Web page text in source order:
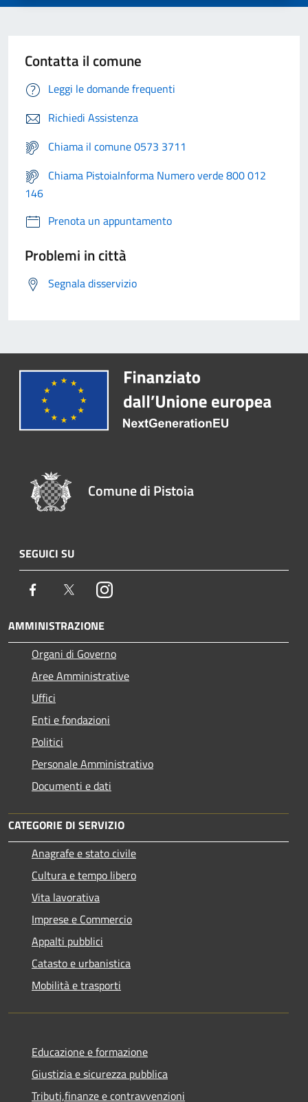
Contatta il comune
Leggi le domande frequenti
Richiedi Assistenza
Chiama il comune 0573 3711
Chiama PistoiaInforma Numero verde 800 012
146
Prenota un appuntamento
Problemi in città
Segnala disservizio
Comune di Pistoia
SEGUICI SU
Facebook TwitterInstagram
AMMINISTRAZIONE
Organi di Governo
Aree Amministrative
Uffici
Enti e fondazioni
Politici
Personale Amministrativo
Documenti e dati
CATEGORIE DI SERVIZIO
Anagrafe e stato civile
Cultura e tempo libero
Vita lavorativa
Imprese e Commercio
Appalti pubblici
Catasto e urbanistica
Mobilità e trasporti
Educazione e formazione
Giustizia e sicurezza pubblica
Tributi,finanze e contravvenzioni